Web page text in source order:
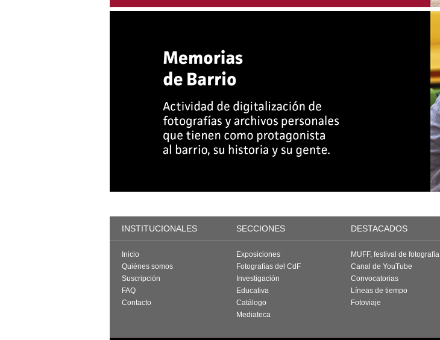
INSTITUCIONALES SECCIONES DESTACADOS
Inicio
Quiénes somos
Suscripción
FAQ
Contacto
Exposiciones
Fotografías del CdF
Investigación
Educativa
Catálogo
Mediateca
MUFF, festival de fotografía
Canal de YouTube
Convocatorias
Líneas de tiempo
Fotoviaje